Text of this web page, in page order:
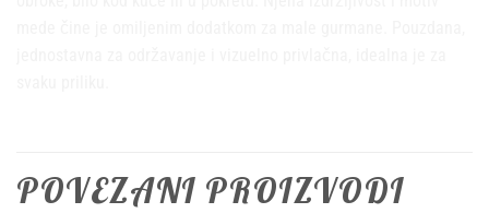
POVEZANI PROIZVODI